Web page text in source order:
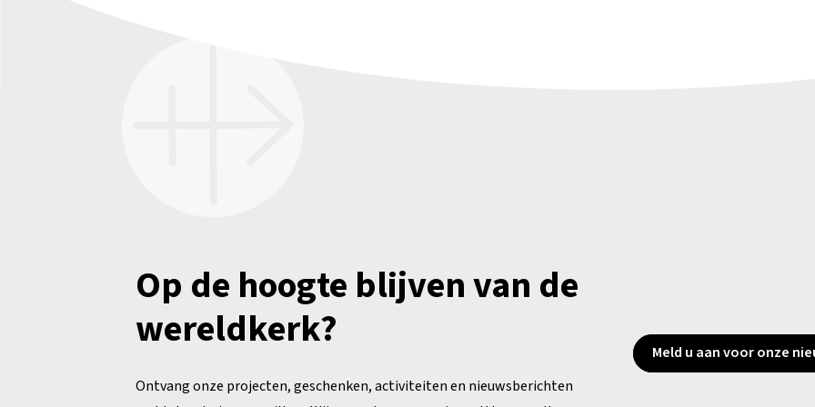
Op de hoogte blijven van de
wereldkerk?
Ontvang onze projecten, geschenken, activiteiten en nieuwsberichten
Meld u aan voor onze